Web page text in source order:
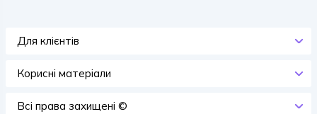
Для клієнтів
Корисні матеріали
Всi права захищенi ©